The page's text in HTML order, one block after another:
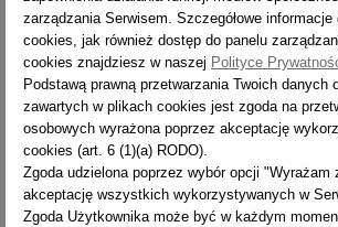
zarządzania Serwisem. Szczegółowe
cookies, jak również dostęp do panelu
cookies znajdziesz w naszej Polityce
Podstawą prawną przetwarzania Twoich danych
zawartych w plikach cookies jest zgoda na
osobowych wyrażona poprzez akceptację
cookies (art. 6 (1)(a) RODO).
Zgoda udzielona poprzez wybór opcji "Wyrażam
akceptację wszystkich wykorzystywanych w
Zgoda Użytkownika może być w każdym